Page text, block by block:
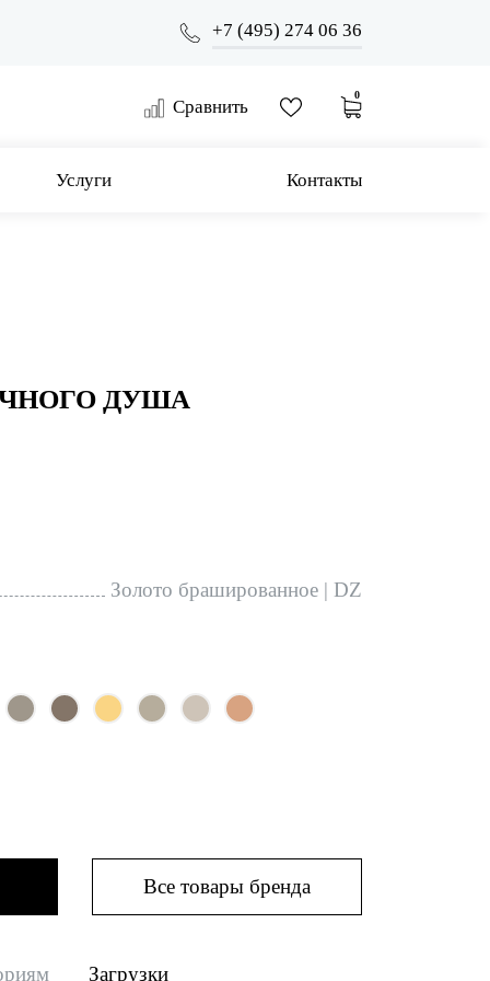
+7 (495) 274 06 36
Сравнить
0
Услуги Контакты
ДУША
Золото брашированное | DZ
Все товары бренда
Загрузки